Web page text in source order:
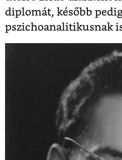
diplomát, később
pszichoanalitikusnak